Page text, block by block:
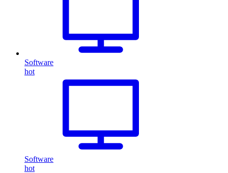
Software
hot
Software
hot